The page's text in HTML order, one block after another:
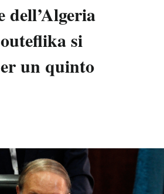
Moda
Consumismi
Storie/Idee
Ok Boomer!
Mondiali calcio 2026
dell’Algeria
si
un quinto